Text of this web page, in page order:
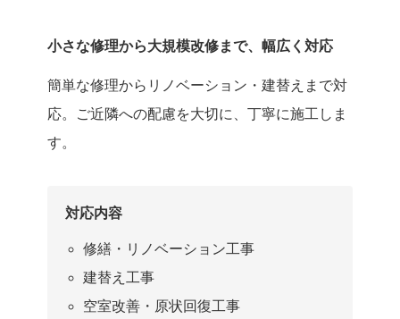
小さな修理から大規模改修まで、幅広く対応
簡単な修理からリノベーション・建替えまで対
応。ご近隣への配慮を大切に、丁寧に施工しま
す。
対応内容
修繕・リノベーション工事
建替え工事
空室改善・原状回復工事